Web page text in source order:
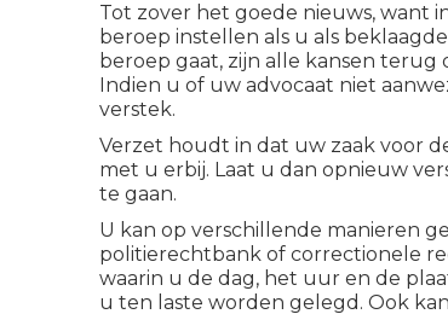
Tot zover het goede nieuws, want
beroep instellen als u als
beroep gaat, zijn alle kansen
Indien u of uw advocaat niet
verstek.
Verzet houdt in dat uw zaak voor
met u erbij. Laat u dan opnieuw
te gaan.
U kan op verschillende manieren
politierechtbank of correctionele
waarin u de dag, het uur en de
u ten laste worden gelegd. Ook